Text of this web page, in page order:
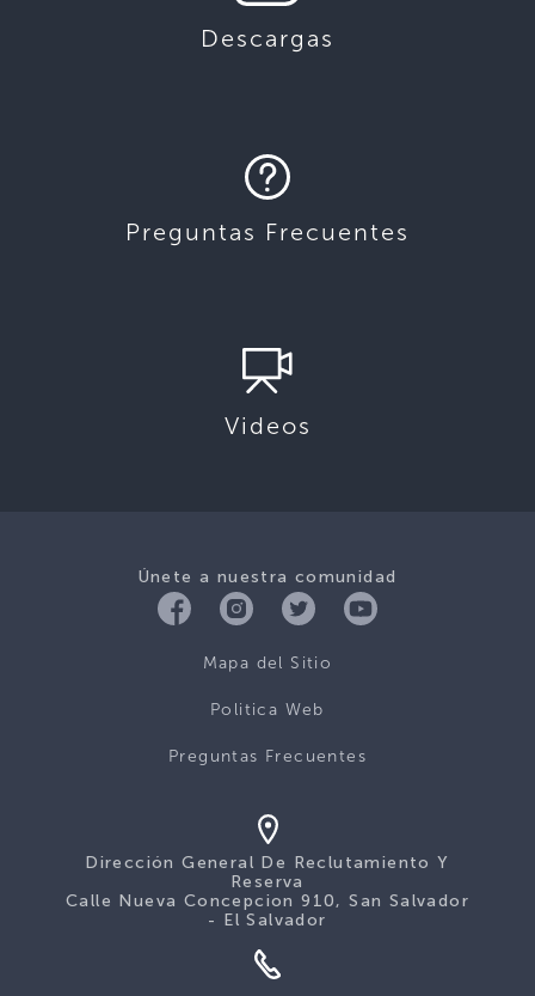
Descargas
Preguntas Frecuentes
Videos
Únete a nuestra comunidad
Mapa del Sitio
Politica Web
Preguntas Frecuentes
Dirección General De Reclutamiento Y
Reserva
Calle Nueva Concepcion 910, San Salvador
- El Salvador